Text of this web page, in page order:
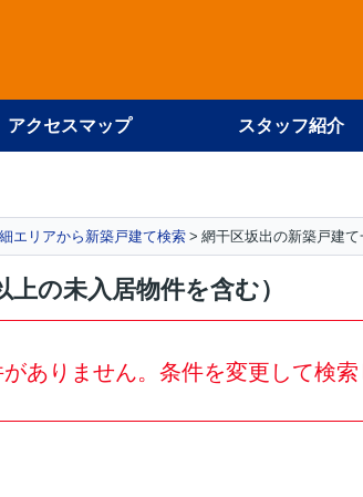
アクセスマップ スタッフ紹介
エリアから新築戸建て検索 網干区坂出の新築戸建て
の未入居物件を含む）
ありません。条件を変更して検索